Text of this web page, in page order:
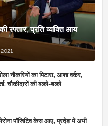
रफ्तार, प्रति व्यक्ति आय
2021
नौकरियों का पिटारा, आशा वर्कर,
चौकीदारों की बल्ले-बल्ले
पॉजिटिव केस आए, प्रदेश में अभी